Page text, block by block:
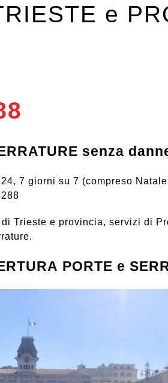
e
senza
7 giorni su 7 (compreso
Trieste e provincia, servizi di
PORTE e